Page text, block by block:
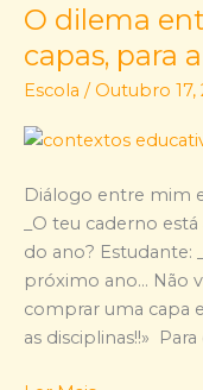
O dilema
capas, para
Escola / Outubro 17,
Diálogo entre mim
_O teu caderno
do ano? Estudante:
próximo ano… Não
comprar uma capa
as disciplinas!!»
O
entre
usar
cadernos
capas,
para
escola…